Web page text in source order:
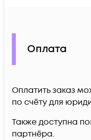
Оплата
Оплатить заказ
по счёту для
Также доступна
партнёра.